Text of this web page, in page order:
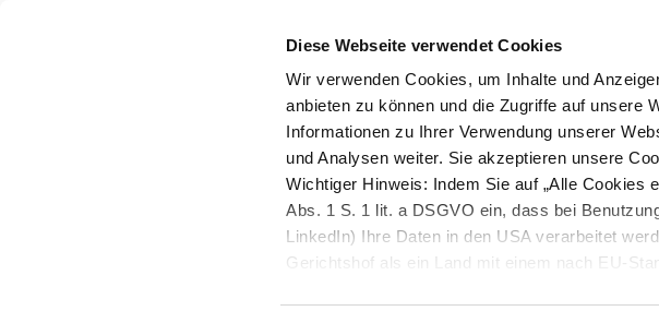
Diese Webseite verwendet Cookies
Wir verwenden Cookies, um Inhalte und
anbieten zu können und die Zugriffe auf unsere
Informationen zu Ihrer Verwendung unserer
und Analysen weiter. Sie akzeptieren unsere
Wichtiger Hinweis: Indem Sie auf „Alle Cookies
Abs. 1 S. 1 lit. a DSGVO ein, dass bei
LinkedIn) Ihre Daten in den USA verarbeitet
Gerichtshof als ein Land mit einem nach EU-
Herzlich willkommen!